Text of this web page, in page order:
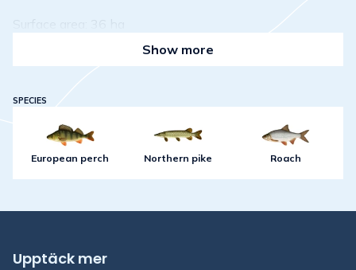
Show more
SPECIES
European perch Northern pike Roach
Upptäck mer